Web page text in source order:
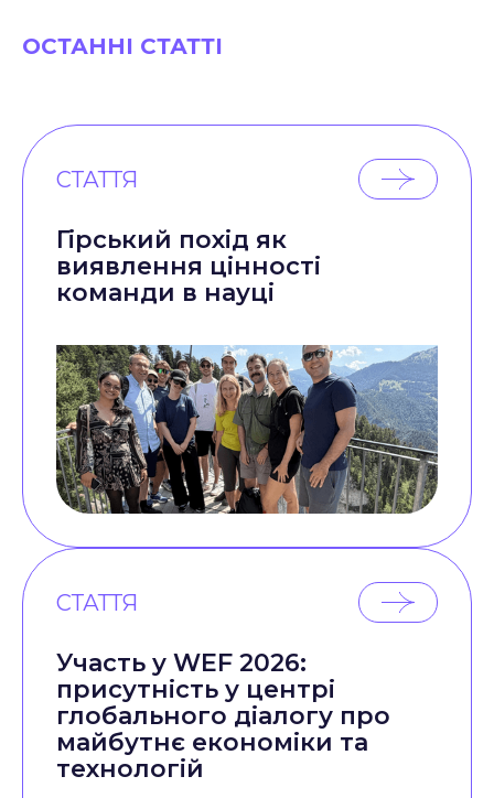
ОСТАННІ СТАТТІ
СТАТТЯ
Гірський похід як
виявлення цінності
команди в науці
СТАТТЯ
Участь у WEF 2026:
присутність у центрі
глобального діалогу про
майбутнє економіки та
технологій